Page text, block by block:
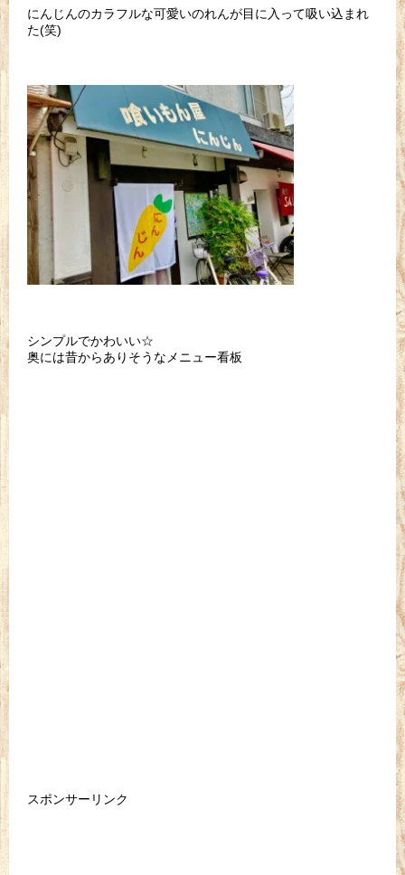
にんじんのカラフルな可愛いのれんが目に入って吸い込まれ
た(笑)
シンプルでかわいい☆
奥には昔からありそうなメニュー看板
スポンサーリンク